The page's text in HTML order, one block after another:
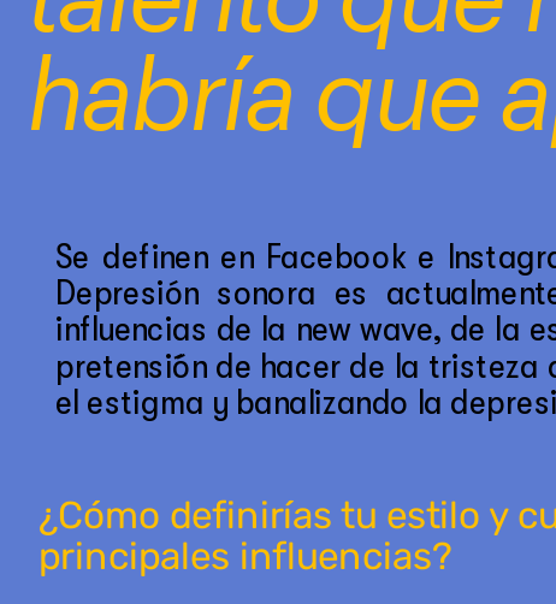
habría que
Se definen en Facebook e
Depresión sonora es
influencias de la new wave, de la
pretensi´ón de hacer de la
el estigma y banalizando la
¿Cómo definirías tu estilo y
principales influencias?